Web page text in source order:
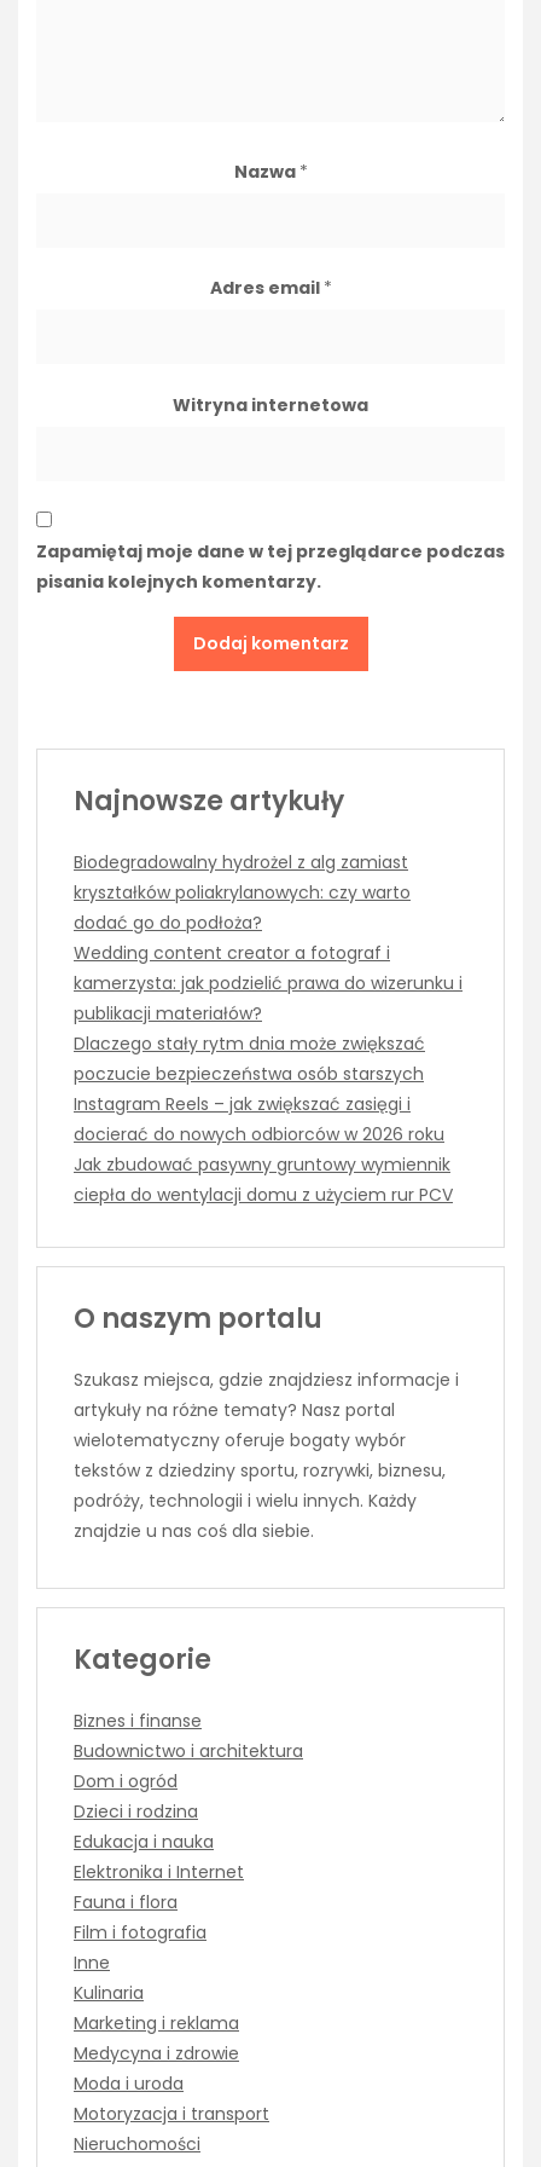
Nazwa *
Adres email *
Witryna internetowa
Zapamiętaj moje dane w tej przeglądarce podczas
pisania kolejnych komentarzy.
Najnowsze artykuły
Biodegradowalny hydrożel z alg zamiast
kryształków poliakrylanowych: czy warto
dodać go do podłoża?
Wedding content creator a fotograf i
kamerzysta: jak podzielić prawa do wizerunku i
publikacji materiałów?
Dlaczego stały rytm dnia może zwiększać
poczucie bezpieczeństwa osób starszych
Instagram Reels – jak zwiększać zasięgi i
docierać do nowych odbiorców w 2026 roku
Jak zbudować pasywny gruntowy wymiennik
ciepła do wentylacji domu z użyciem rur PCV
O naszym portalu
Szukasz miejsca, gdzie znajdziesz informacje i
artykuły na różne tematy? Nasz portal
wielotematyczny oferuje bogaty wybór
tekstów z dziedziny sportu, rozrywki, biznesu,
podróży, technologii i wielu innych. Każdy
znajdzie u nas coś dla siebie.
Kategorie
Biznes i finanse
Budownictwo i architektura
Dom i ogród
Dzieci i rodzina
Edukacja i nauka
Elektronika i Internet
Fauna i flora
Film i fotografia
Inne
Kulinaria
Marketing i reklama
Medycyna i zdrowie
Moda i uroda
Motoryzacja i transport
Nieruchomości